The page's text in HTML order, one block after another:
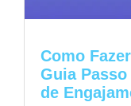
Como
Guia
de